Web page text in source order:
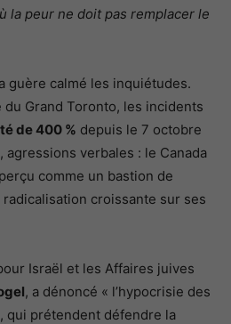
la peur ne doit pas remplacer le
guère calmé les inquiétudes.
Grand Toronto, les incidents
de 400 % depuis le 7 octobre
agressions verbales : le Canada
comme un bastion de
croissante sur ses
Israël et les Affaires juives
, a dénoncé « l’hypocrisie des
qui prétendent défendre la